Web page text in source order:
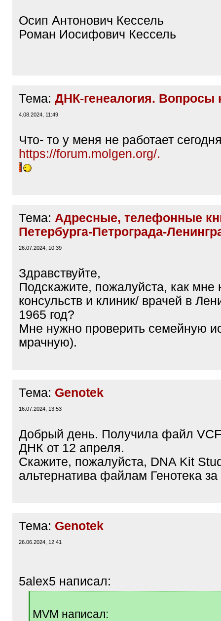
Осип Антонович Кессель
Роман Иосифович Кессель
Тема: ДНК-генеалогия. Вопросы
4.08.2024, 11:49
Что- то у меня не работает
https://forum.molgen.org/.
Тема: Адресные, телефонные
Петербурга-Петрограда-
26.07.2024, 10:39
Здравствуйте,
Подскажите, пожалуйста, как мне
консульств и клиник/ врачей в
1965 год?
Мне нужно проверить семейную
мрачную).
Тема: Genotek
16.07.2024, 13:53
Добрый день. Получила файл
ДНК от 12 апреля.
Скажите, пожалуйста, DNA Kit
альтернатива файлам Генотека
Тема: Genotek
26.06.2024, 12:41
5alex5 написал:
MVM написал: